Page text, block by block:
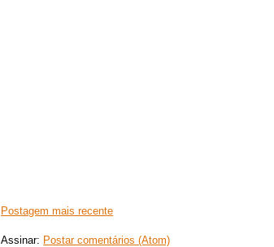
Postagem mais recente
Assinar: Postar comentários (Atom)